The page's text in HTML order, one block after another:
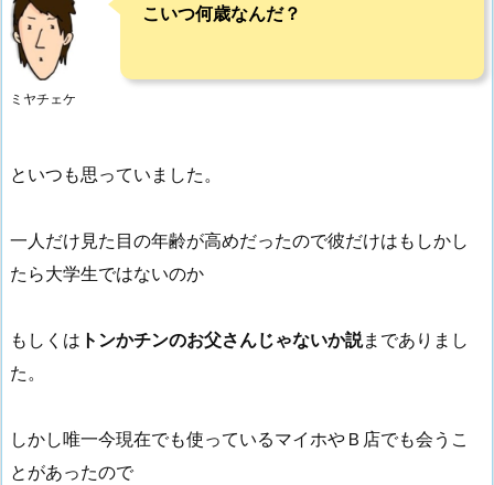
ミヤチェケ
こいつ何歳なんだ？
といつも思っていました。
一人だけ見た目の年齢が高めだったので彼だけはもしかし
たら大学生ではないのか
もしくは トンかチンのお父さんじゃないか説までありまし
た。
しかし唯一今現在でも使っているマイホやＢ店でも会うこ
とがあったので